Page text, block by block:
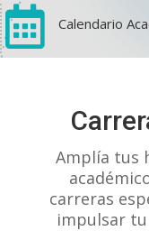
2 0
 Calendario
Amplía tus
carreras
impulsar